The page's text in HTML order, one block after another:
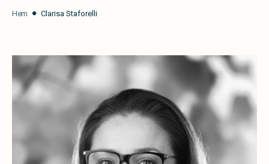
Hem Clarisa Staforelli